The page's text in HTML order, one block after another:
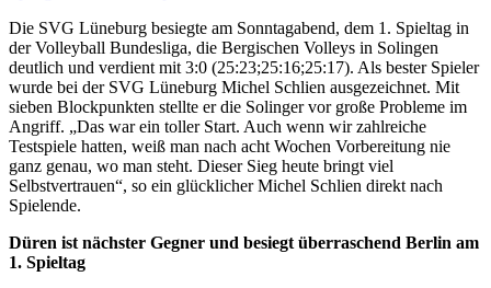
Die SVG Lüneburg besiegte am Sonntagabend, dem 1. Spieltag in
der Volleyball Bundesliga, die Bergischen Volleys in Solingen
deutlich und verdient mit 3:0 (25:23;25:16;25:17). Als bester Spieler
wurde bei der SVG Lüneburg Michel Schlien ausgezeichnet. Mit
sieben Blockpunkten stellte er die Solinger vor große Probleme im
Angriff. „Das war ein toller Start. Auch wenn wir zahlreiche
Testspiele hatten, weiß man nach acht Wochen Vorbereitung nie
ganz genau, wo man steht. Dieser Sieg heute bringt viel
Selbstvertrauen“, so ein glücklicher Michel Schlien direkt nach
Spielende.
Düren ist nächster Gegner und besiegt überraschend Berlin am
1. Spieltag